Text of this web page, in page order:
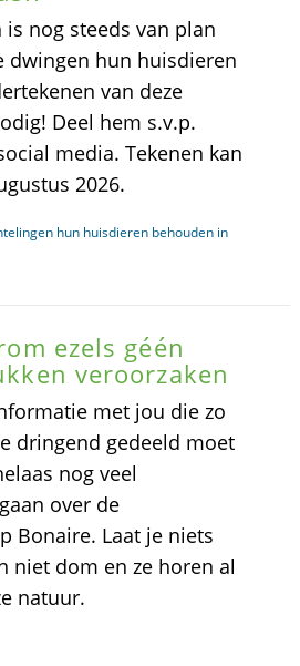
nog steeds van plan
dwingen hun huisdieren
van deze
Deel hem s.v.p.
media. Tekenen kan
2026.
hun huisdieren behouden in
ezels géén
veroorzaken
met jou die zo
dringend gedeeld moet
nog veel
over de
Bonaire. Laat je niets
niet dom en ze horen al
natuur.